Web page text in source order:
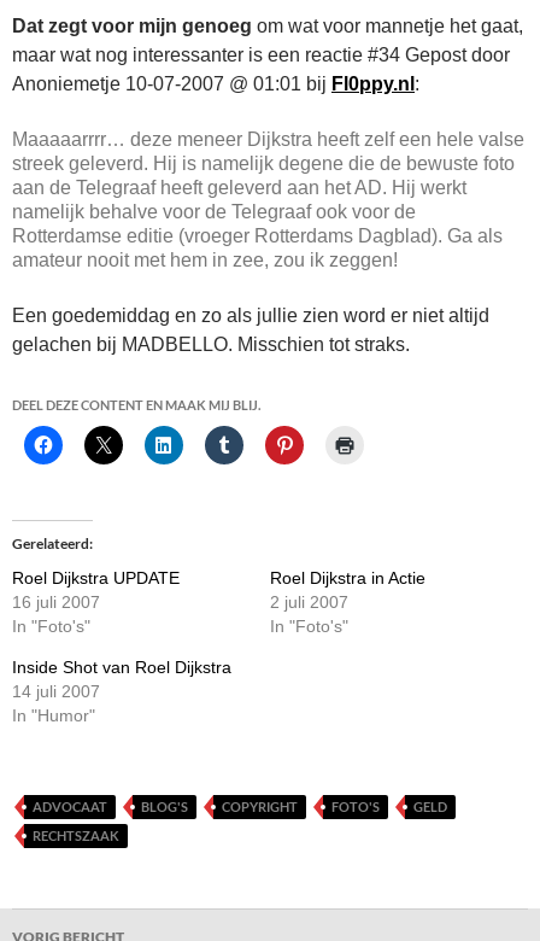
Dat zegt voor mijn genoeg om wat voor mannetje het gaat,
maar wat nog interessanter is een reactie #34 Gepost door
Anoniemetje 10-07-2007 @ 01:01 bij Fl0ppy.nl :
Maaaaarrrr… deze meneer Dijkstra heeft zelf een hele valse
streek geleverd. Hij is namelijk degene die de bewuste foto
aan de Telegraaf heeft geleverd aan het AD. Hij werkt
namelijk behalve voor de Telegraaf ook voor de
Rotterdamse editie (vroeger Rotterdams Dagblad). Ga als
amateur nooit met hem in zee, zou ik zeggen!
Een goedemiddag en zo als jullie zien word er niet altijd
gelachen bij MADBELLO. Misschien tot straks.
DEEL DEZE CONTENT EN MAAK MIJ BLIJ.
Gerelateerd
Roel Dijkstra UPDATE
16 juli 2007
In "Foto's"
Roel Dijkstra in Actie
2 juli 2007
In "Foto's"
Inside Shot van Roel Dijkstra
14 juli 2007
In "Humor"
ADVOCAAT BLOG'S COPYRIGHT FOTO'S
GELD
RECHTSZAAK
Bericht
VORIG BERICHT